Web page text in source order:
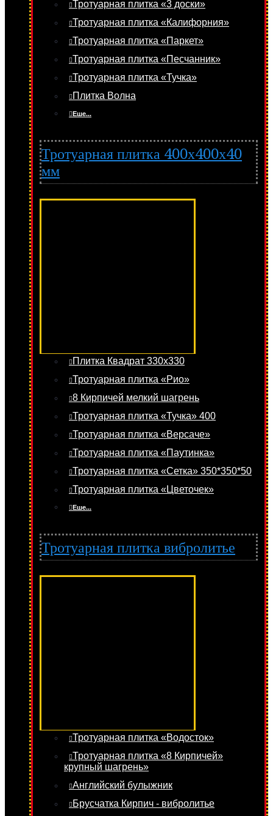
Тротуарная плитка «3 доски»
Тротуарная плитка «Калифорния»
Тротуарная плитка «Паркет»
Тротуарная плитка «Песчанник»
Тротуарная плитка «Тучка»
Плитка Волна
Еше...
Тротуарная плитка 400х400х40
мм
Плитка Квадрат 330х330
Тротуарная плитка «Рио»
8 Кирпичей мелкий шагрень
Тротуарная плитка «Тучка» 400
Тротуарная плитка «Версаче»
Тротуарная плитка «Паутинка»
Тротуарная плитка «Сетка» 350*350*50
Тротуарная плитка «Цветочек»
Еше...
Тротуарная плитка вибролитье
Тротуарная плитка «Водосток»
Тротуарная плитка «8 Кирпичей»
крупный шагрень»
Английский булыжник
Брусчатка Кирпич - вибролитье